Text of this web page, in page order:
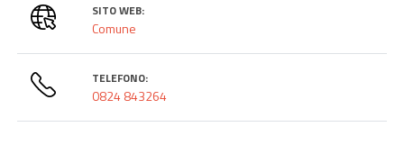
SITO WEB:
Comune
TELEFONO:
0824 843264